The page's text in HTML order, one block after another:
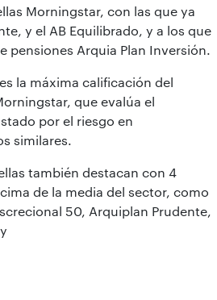
Morningstar, con las que ya
y el AB Equilibrado, y a los que
pensiones Arquia Plan Inversión.
la máxima calificación del
que evalúa el
por el riesgo en
similares.
también destacan con 4
de la media del sector, como
50, Arquiplan Prudente,